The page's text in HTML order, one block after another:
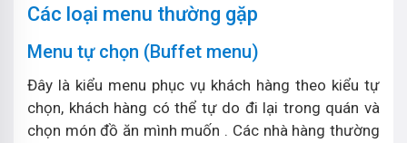
Các loại menu thường gặp
Menu tự chọn (Buffet menu)
Đây là kiểu menu phục vụ khách hàng theo kiểu tự
chọn, khách hàng có thể tự do đi lại trong quán và
chọn món đồ ăn mình muốn . Các nhà hàng thường